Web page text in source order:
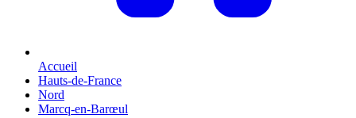
Accueil
Hauts-de-France
Nord
Marcq-en-Barœul